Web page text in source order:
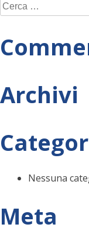
Ricerca
per:
Archivi
Nessuna
Meta